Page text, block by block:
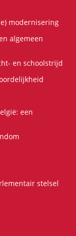
modernisering
algemeen
en schoolstrijd
een
stelsel